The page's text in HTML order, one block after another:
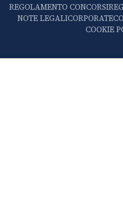
REGOLAMENTO CONCORSI
NOTE LEGALICORPORATE
COOKIE